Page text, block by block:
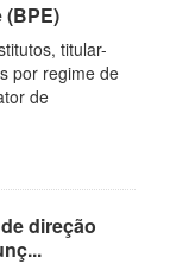
titular-
por regime de
de
direção